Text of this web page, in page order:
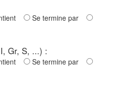
Se termine par
Gr, S, ...) :
Se termine par